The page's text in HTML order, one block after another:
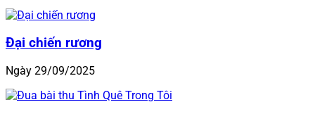
Đại chiến rương
Ngày 29/09/2025